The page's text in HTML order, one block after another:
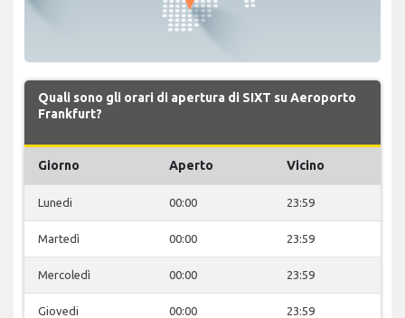
Quali sono gli orari di apertura di SIXT su Aeroporto
Frankfurt?
Giorno Aperto Vicino
Lunedi 00:00 23:59
Martedì 00:00 23:59
Mercoledì 00:00 23:59
Giovedi 00:00 23:59